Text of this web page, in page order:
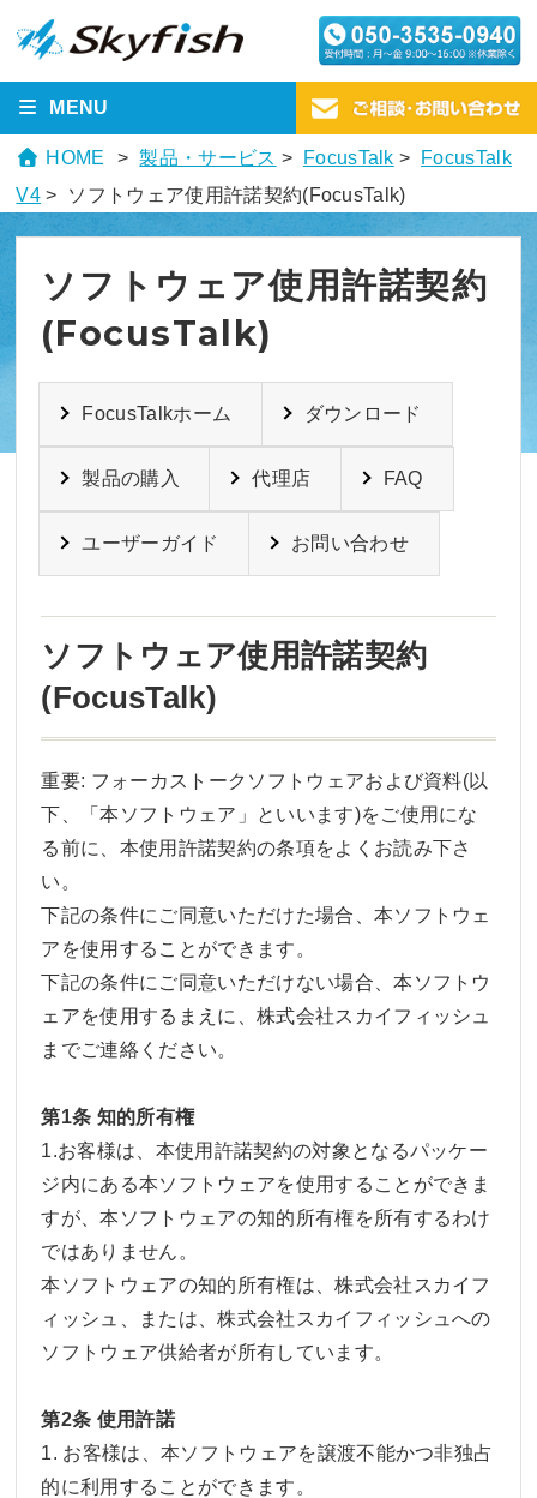
MENU
HOME 製品・サービス > FocusTalk >
FocusTalk
V4 > ソフトウェア使用許諾契約(FocusTalk)
ソフトウェア使用許諾契約
(FocusTalk)
FocusTalkホーム ダウンロード
製品の購入 代理店 FAQ
ユーザーガイド お問い合わせ
ソフトウェア使用許諾契約
(FocusTalk)
重要: フォーカストークソフトウェアおよび資料(以
下、「本ソフトウェア」といいます)をご使用にな
る前に、本使用許諾契約の条項をよくお読み下さ
い。
下記の条件にご同意いただけた場合、本ソフトウェ
アを使用することができます。
下記の条件にご同意いただけない場合、本ソフトウ
ェアを使用するまえに、株式会社スカイフィッシュ
までご連絡ください。
第1条 知的所有権
1.お客様は、本使用許諾契約の対象となるパッケー
ジ内にある本ソフトウェアを使用することができま
すが、本ソフトウェアの知的所有権を所有するわけ
ではありません。
本ソフトウェアの知的所有権は、株式会社スカイフ
ィッシュ、または、株式会社スカイフィッシュへの
ソフトウェア供給者が所有しています。
第2条 使用許諾
1. お客様は、本ソフトウェアを譲渡不能かつ非独占
的に利用することができます。